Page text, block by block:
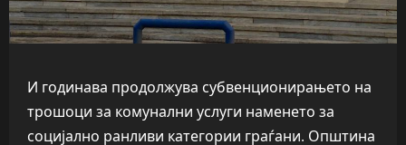
И годинава продолжува субвенционирањето на
трошоци за комунални услуги наменето за
социјално ранливи категории граѓани. Општина